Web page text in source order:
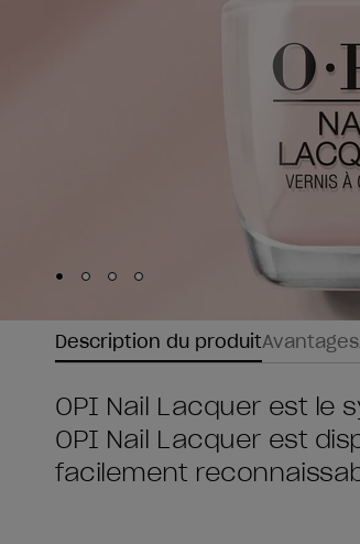
Skip to slide
Skip to slide
Skip to slide
Skip to slide
Description du produitAvantages
OPI Nail Lacquer est le
OPI Nail Lacquer est
facilement